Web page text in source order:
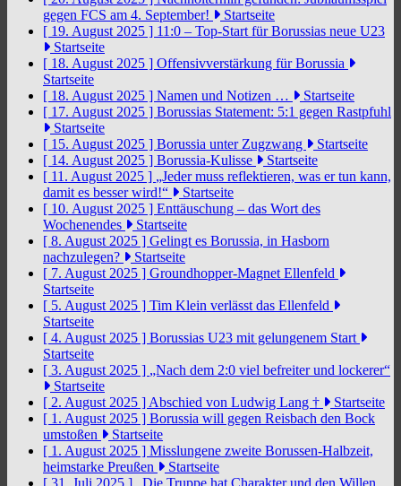
gegen FCS am 4. September!
Startseite
[ 19. August 2025 ] 11:0 – Top-Start für Borussias neue U23
Startseite
[ 18. August 2025 ] Offensivverstärkung für Borussia
Startseite
[ 18. August 2025 ] Namen und Notizen …
Startseite
[ 17. August 2025 ] Borussias Statement: 5:1 gegen Rastpfuhl
Startseite
[ 15. August 2025 ] Borussia unter Zugzwang
Startseite
[ 14. August 2025 ] Borussia-Kulisse
Startseite
[ 11. August 2025 ] „Jeder muss reflektieren, was er tun kann,
damit es besser wird!“
Startseite
[ 10. August 2025 ] Enttäuschung – das Wort des
Wochenendes
Startseite
[ 8. August 2025 ] Gelingt es Borussia, in Hasborn
nachzulegen?
Startseite
[ 7. August 2025 ] Groundhopper-Magnet Ellenfeld
Startseite
[ 5. August 2025 ] Tim Klein verlässt das Ellenfeld
Startseite
[ 4. August 2025 ] Borussias U23 mit gelungenem Start
Startseite
[ 3. August 2025 ] „Nach dem 2:0 viel befreiter und lockerer“
Startseite
[ 2. August 2025 ] Abschied von Ludwig Lang †
Startseite
[ 1. August 2025 ] Borussia will gegen Reisbach den Bock
umstoßen
Startseite
[ 1. August 2025 ] Misslungene zweite Borussen-Halbzeit,
heimstarke Preußen
Startseite
[ 31. Juli 2025 ] „Die Truppe hat Charakter und den Willen